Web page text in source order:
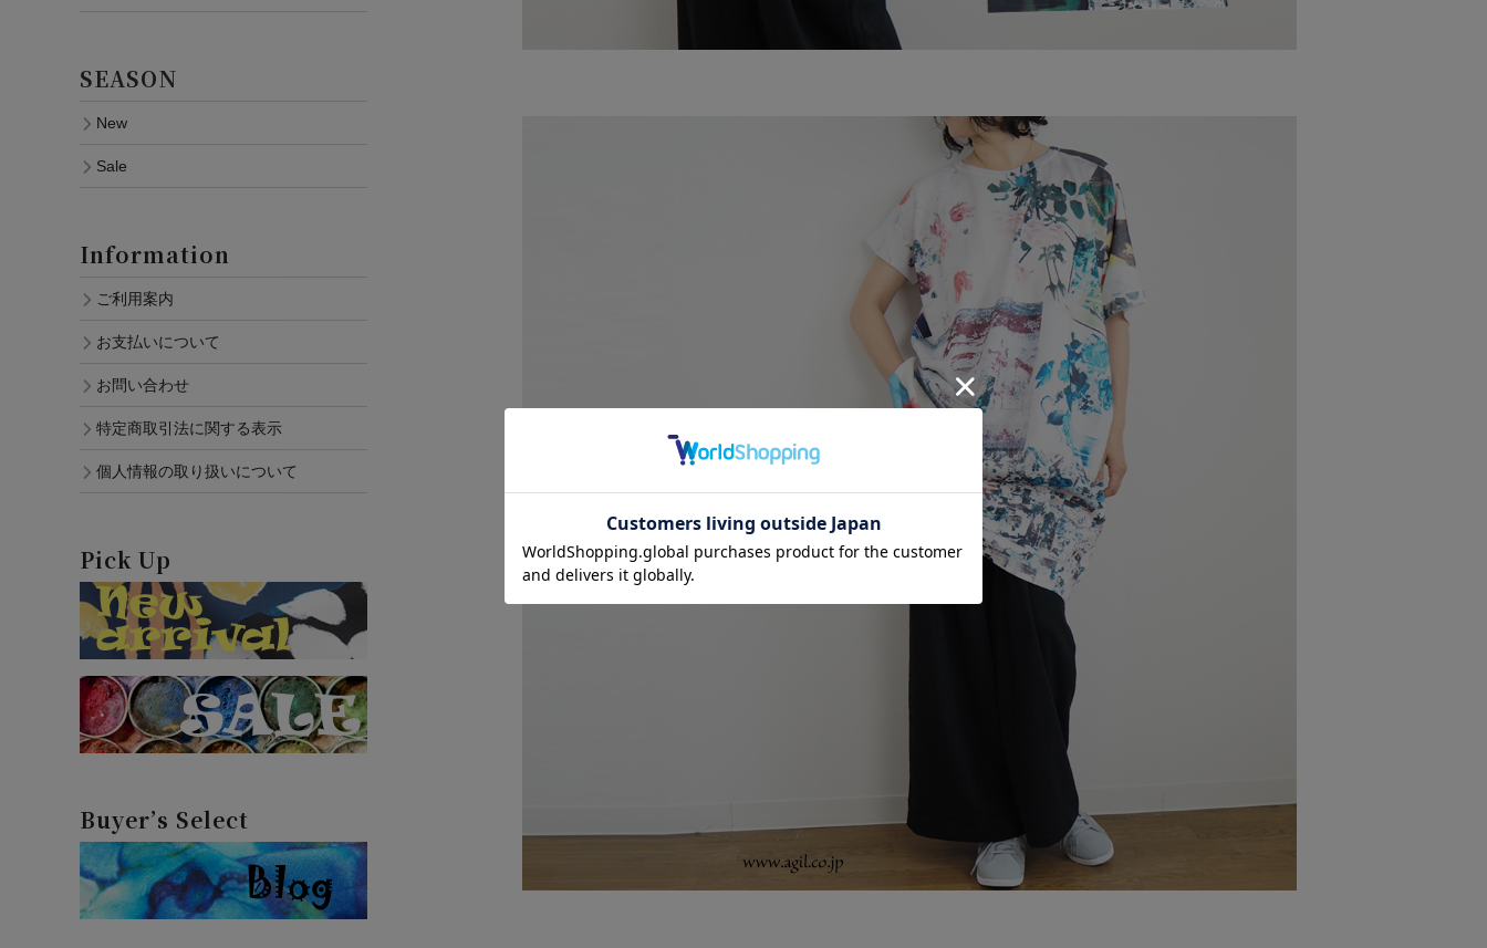
SEASON
New
Sale
Information
ご利用案内
お支払いについて
お問い合わせ
特定商取引法に関する表示
個人情報の取り扱いについて
Pick Up
Buyer’s Select